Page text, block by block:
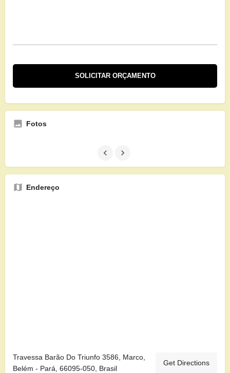
Fotos
Endereço
Travessa Barão Do Triunfo 3586, Marco,
Belém - Pará, 66095-050, Brasil
Get Directions